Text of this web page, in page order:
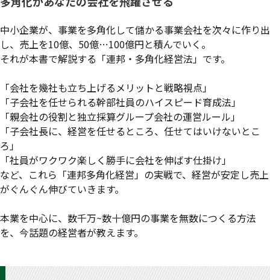
中小企業が、事業を多角化して儲かる事業会社を次々に作り出
し、売上を10億、50億…100億円と積んでいく。
それが本書で解説する「連邦・多角化経営法」です。
「会社を幾社も立ち上げるメリットと戦略視点」
「子会社を任せられる幹部社員のハイスピード育成法」
「親会社の役割と独立採算グループ会社の運営ルール」
「子会社長に、経営を任せるところ、任せてはいけないとこ
ろ」
「社員がワクワク楽しく勝手に会社を伸ばす仕掛け」
など、これら「連邦多角化経営」の実戦で、経営が安定し売上
がぐんぐん伸びていきます。
本業を中心に、数千万~数十億円の事業を無数につくる方法
を、今話題の経営者が教えます。